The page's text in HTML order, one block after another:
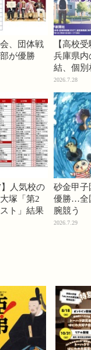
、団体戦
が優勝
【高校
兵庫県内
結、個別
2026.7.28
】人気校の
塚「第2
ト」結果
砂金甲子
優勝…全
腕競う
2026.7.29